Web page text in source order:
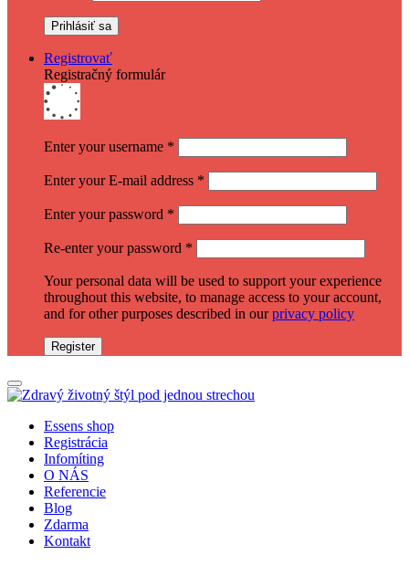
Registrovať
Registračný formulár
Enter your username *
Enter your E-mail address *
Enter your password *
Re-enter your password *
Your personal data will be used to support your experience
throughout this website, to manage access to your account,
and for other purposes described in ourprivacy policy
Register
Essens shop
Registrácia
Infomíting
O NÁS
Referencie
Blog
Zdarma
Kontakt